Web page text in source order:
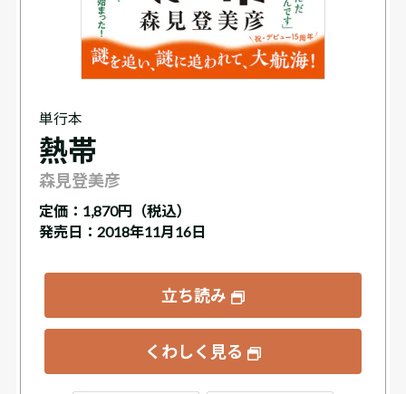
単行本
熱帯
森見登美彦
定価： 1,870円（税込）
発売日：2018年11月16日
立ち読み
くわしく見る